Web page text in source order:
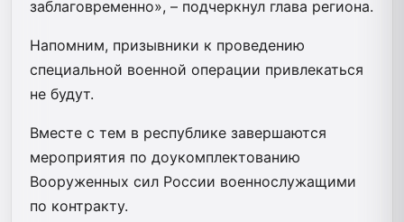
заблаговременно», – подчеркнул глава региона.
Напомним, призывники к проведению
специальной военной операции привлекаться
не будут.
Вместе с тем в республике завершаются
мероприятия по доукомплектованию
Вооруженных сил России военнослужащими
по контракту.